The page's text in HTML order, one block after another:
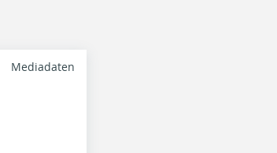
Mediadaten